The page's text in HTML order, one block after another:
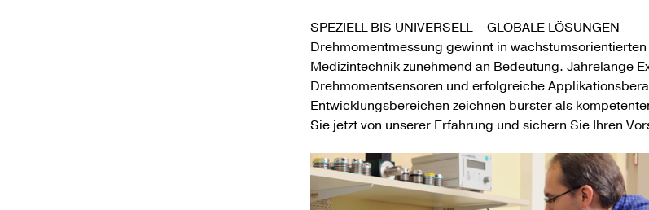
SPEZIELL BIS UNIVERSELL – GLOBALE LÖSUNGEN
Drehmomentmessung gewinnt in
Medizintechnik zunehmend an Bedeutung. Jahrelange
Drehmomentsensoren und erfolgreiche
Entwicklungsbereichen zeichnen burster als
Sie jetzt von unserer Erfahrung und sichern Sie Ihren